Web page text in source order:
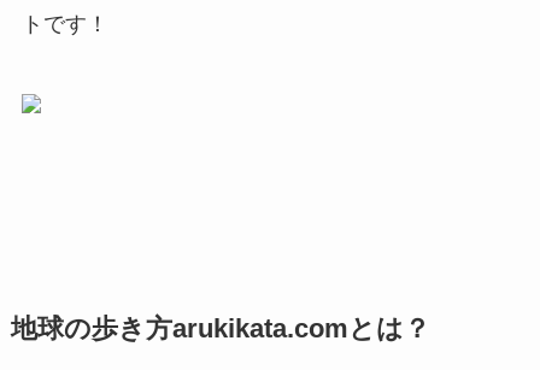
トです！
地球の歩き方arukikata.comとは？